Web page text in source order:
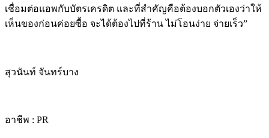
เชื่อมต่อแอพกับบัตรเครดิต และที่สำคัญคือต้องบอกตัวเองว่าให้
เห็นของก่อนค่อยซื้อ จะได้ต้องไปที่ร้าน ไม่โอนง่าย จ่ายเร็ว”
สุวนันท์ จันทร์บาง
อาชีพ : PR